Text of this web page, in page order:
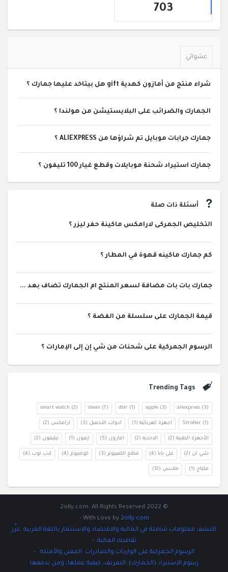
703
عشوائي
شراء منتج من أمازون كهدية gift هل بيتاخد عليها جمارك ؟
الجمارك والضرائب على البلايستيشن من هولندا ؟
جمارك جرابات موبايل تم شراؤها من ALIEXPRESS ؟
جمارك استيراد شحنة موبايلات وقطع غيار 100 تليفون ؟
أسئلة ذات صلة
التخليص الجمركى لارامكس ماكينة حفر ليزر ؟
كم جمارك ماكينه قهوة في المطار ؟
جمارك بات بات مضافة لسعر المنتج ام الجمارك تضاف بعد ...
قيمة الجمارك على سلسلة من الفضة ؟
الرسوم الجمركية على شحنات من شي إن إلى الإمارات ؟
Trending Tags
aliexpress (3)
apple (3)
dslr (1)
shein (7)
smart watch (2)
Stroller (1) اجهزة كهربائية (1) ادوات التجميل (3) ارامكس (2)
الأجهزة الطبية (2) الاحذيه (2) امازون (5) ايفون (1) تيليفون (2)
شي ان (2) علي بابا (4) قطع الكمبيوتر (3) كومبيوتر (4) لاب توب (4)
مكياج (1) ملابس (12)
© 2022 2olly.com. All Rights Reserved
With Love by 2olly.com
-
اكتشف معلومات شاملة في المالية والاقتصاد والاستثمار باللغة العربية. عزِّز
ثقافتك المالية. -
الرسوم الجمركية على الواردات والصادرات: المعنى والأمثلة . -
رسوم الاستيراد (الجمارك): التعريف، كيفية عملها، ومن يدفعها